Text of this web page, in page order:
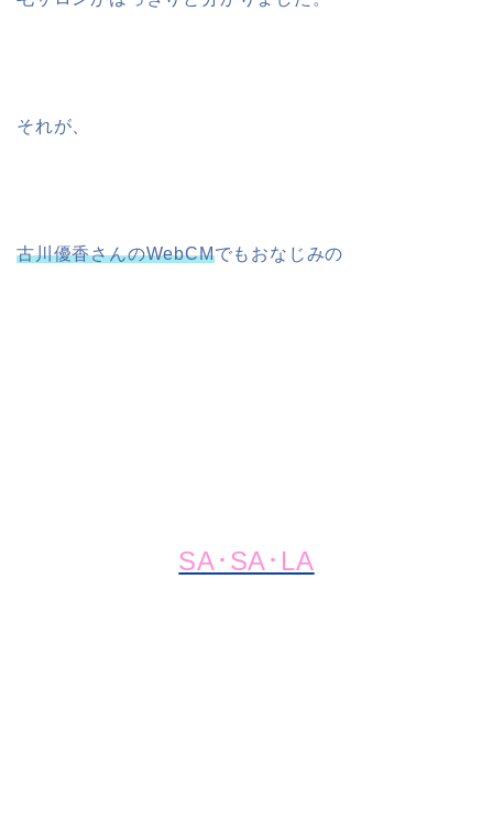
それが、
古川優香さんのWebCMでもおなじみの
SA･SA･LA